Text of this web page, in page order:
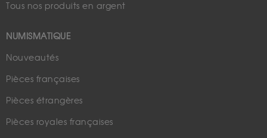
Tous nos produits en argent
NUMISMATIQUE
Nouveautés
Pièces françaises
Pièces étrangères
Pièces royales françaises